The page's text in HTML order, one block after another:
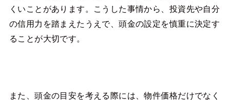
くいことがあります。こうした事情から、投資先や自分
の信用力を踏まえたうえで、頭金の設定を慎重に決定す
ることが大切です。
また、頭金の目安を考える際には、物件価格だけでなく